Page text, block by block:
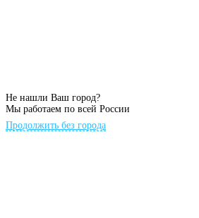
Не нашли Ваш город?
Мы работаем по всей России
Продолжить без города